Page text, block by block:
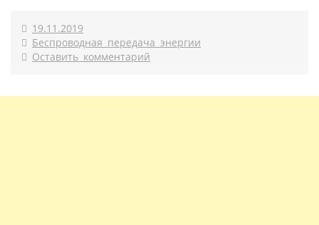
19.11.2019
Беспроводная передача энергии
Оставить комментарий